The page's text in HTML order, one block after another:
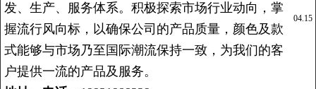
发、生产、服务体系。积极探索市场行业动向，掌
握流行风向标，以确保公司的产品质量，颜色及款
式能够与市场乃至国际潮流保持一致，为我们的客
户提供一流的产品及服务。
04.15